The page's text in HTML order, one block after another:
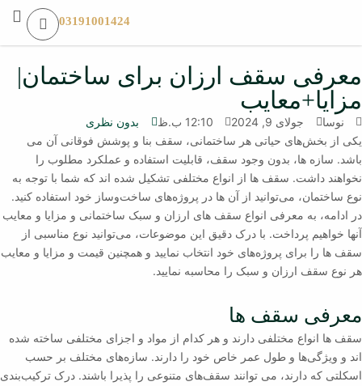
03191001424
معرفی سقف ارزان برای ساختمان|
مزایا+معایب
نوسا جولای 9, 2024 12:10 ب.ظ
بدون نظری
یکی از بخش‌های حیاتی هر ساختمانی، سقف بنا و پوشش فوقانی آن می
باشد. سازه‌ ها، بدون وجود سقف، قابلیت استفاده و عملکرد مطلوب را
نخواهند داشت. سقف ها از انواع مختلفی تشکیل شده اند که شما با توجه به
نوع ساختمان، می‌توانید از آن ها در پروژه‌های ساخت‌وساز خود استفاده کنید.
در ادامه، به معرفی انواع سقف های ارزان و سبک ساختمانی و مزایا و معایب
آنها خواهیم پرداخت. با درک دقیق این موضوعات، می‌توانید نوع مناسبی از
سقف ها را برای پروژه‌های خود انتخاب نمایید و همچنین قیمت و مزایا و معایب
هر نوع سقف ارزان و سبک را محاسبه نمایید.
معرفی سقف ها
سقف ها انواع مختلفی دارند و هر کدام از مواد و اجزای مختلفی ساخته شده
اند و ویژگی‌ها و طول عمر خاص خود را دارند. سازه‌های مختلف بر حسب
اسکلتی که دارند، می توانند سقف‌های متنوعی را پذیرا باشند. درک ترکیب‌بندی